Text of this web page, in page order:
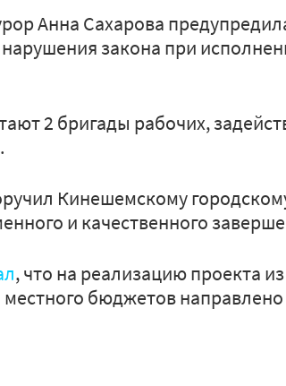
Анна Сахарова
закона при
2 бригады рабочих,
Кинешемскому
и качественного
, что на реализацию проекта
местного бюджетов